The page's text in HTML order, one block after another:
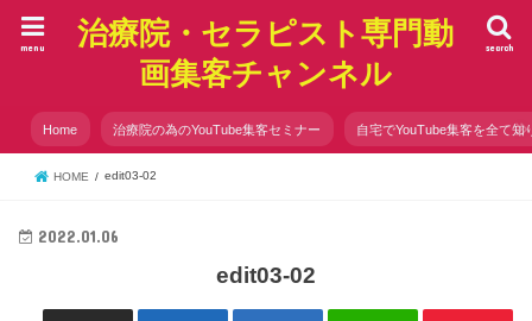
治療院・セラピスト専門動
画集客チャンネル
search
menu
Home 治療院の為のYouTube集客セミナー 自宅でYouTube集客を全て知
HOME edit03-02
2022.01.06
edit03-02